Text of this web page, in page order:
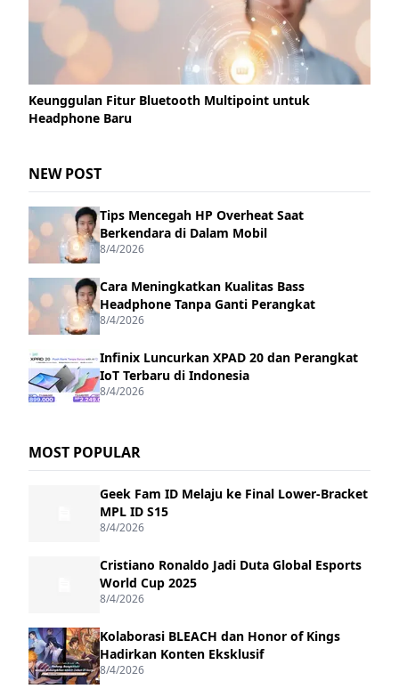
Keunggulan Fitur Bluetooth Multipoint untuk
Headphone Baru
NEW POST
Tips Mencegah HP Overheat Saat
Berkendara di Dalam Mobil
8/4/2026
Cara Meningkatkan Kualitas Bass
Headphone Tanpa Ganti Perangkat
8/4/2026
Infinix Luncurkan XPAD 20 dan Perangkat
IoT Terbaru di Indonesia
8/4/2026
MOST POPULAR
Geek Fam ID Melaju ke Final Lower-Bracket
MPL ID S15
8/4/2026
Cristiano Ronaldo Jadi Duta Global Esports
World Cup 2025
8/4/2026
Kolaborasi BLEACH dan Honor of Kings
Hadirkan Konten Eksklusif
8/4/2026